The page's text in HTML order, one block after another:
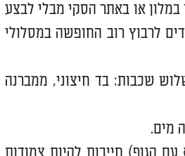
או באתר הסקי מבלי לבצע
לרבוץ רוב החופשה במסלולי
שכבות: בד חיצוני, ממברנה
מים.